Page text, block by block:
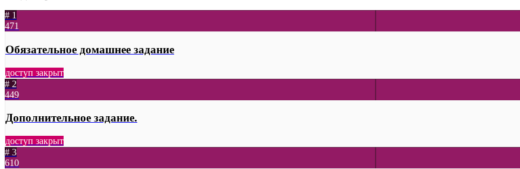
# 1
471
Обязательное домашнее задание
доступ закрыт
# 2
449
Дополнительное задание.
доступ закрыт
# 3
610